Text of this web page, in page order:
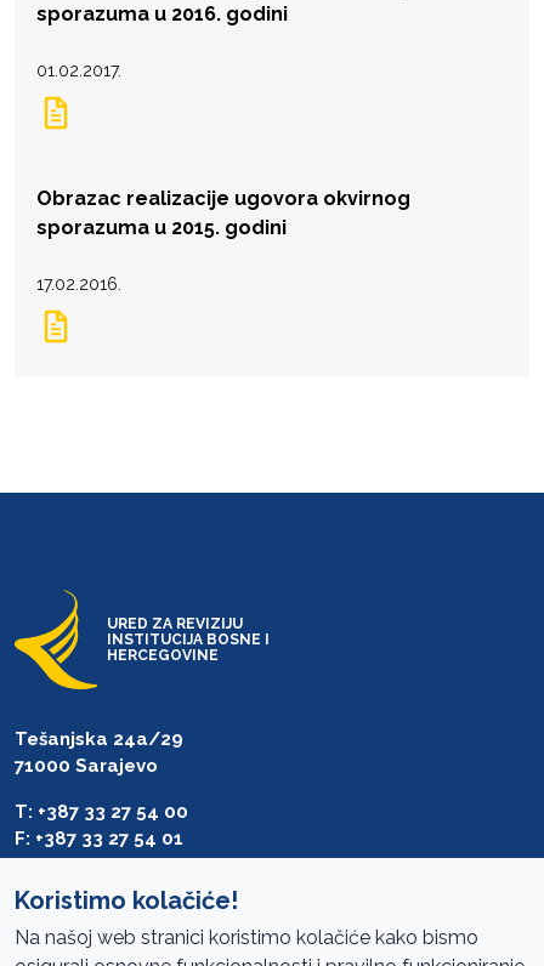
sporazuma u 2016. godini
01.02.2017.
Obrazac realizacije ugovora okvirnog
sporazuma u 2015. godini
17.02.2016.
URED ZA REVIZIJU
INSTITUCIJA BOSNE I
HERCEGOVINE
Tešanjska 24a/29
71000 Sarajevo
T: +387 33 27 54 00
F: +387 33 27 54 01
Koristimo kolačiće!
Na našoj web stranici koristimo kolačiće kako bismo